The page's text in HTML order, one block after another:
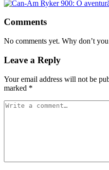
Comments
No comments yet. Why don’t
Leave a Reply
Your email address will not be
marked *